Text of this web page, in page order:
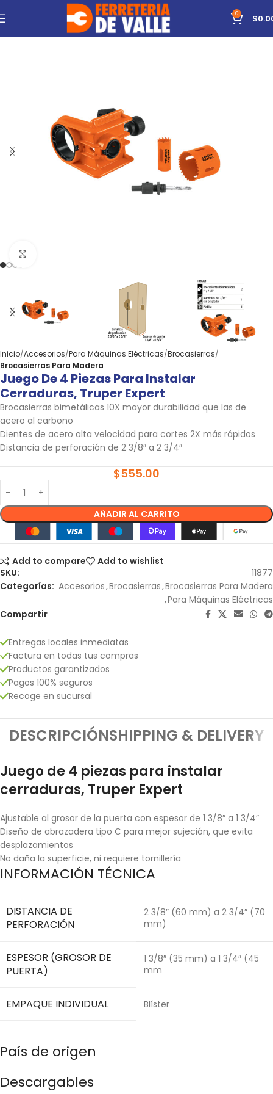
0 $
Inicio Accesorios Para Máquinas Eléctricas Brocasierras
Brocasierras Para Madera
Juego De 4 Piezas Para Instalar
Cerraduras, Truper Expert
Brocasierras bimetálicas 10X mayor durabilidad que las de
acero al carbono
Dientes de acero alta velocidad para cortes 2X más rápidos
Distancia de perforación de 2 3/8″ a 2 3/4″
$555.00
AÑADIR AL CARRITO
Add to compare
Add to wishlist
SKU:
11877
Categorías: Accesorios,Brocasierras,Brocasierras Para Madera
,Para Máquinas Eléctricas
Compartir
Entregas locales inmediatas
Factura en todas tus compras
Productos garantizados
Pagos 100% seguros
Recoge en sucursal
DESCRIPCIÓNSHIPPING & DELIVERY
Juego de 4 piezas para instalar
cerraduras, Truper Expert
Ajustable al grosor de la puerta con espesor de 1 3/8″ a 1 3/4″
Diseño de abrazadera tipo C para mejor sujeción, que evita
desplazamientos
No daña la superficie, ni requiere tornillería
INFORMACIÓN TÉCNICA
DISTANCIA DE
PERFORACIÓN
2 3/8″ (60 mm) a 2 3/4″ (70
mm)
ESPESOR (GROSOR DE
PUERTA)
1 3/8″ (35 mm) a 1 3/4″ (45
mm
EMPAQUE INDIVIDUAL Blíster
País de origen
Descargables